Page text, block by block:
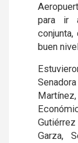
para ir
buen
Garza,